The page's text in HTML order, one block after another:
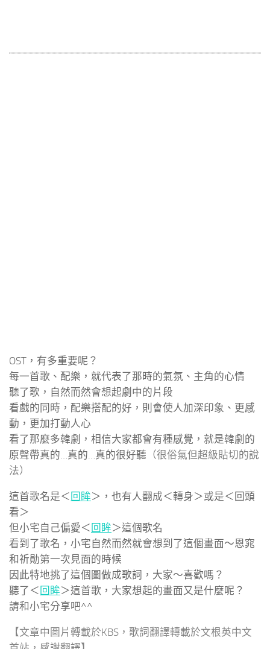
OST，有多重要呢？
每一首歌、配樂，就代表了那時的氣氛、主角的心情
聽了歌，自然而然會想起劇中的片段
看戲的同時，配樂搭配的好，則會使人加深印象、更感
動，更加打動人心
看了那麼多韓劇，相信大家都會有種感覺，就是韓劇的
原聲帶真的…真的…真的很好聽 （很俗氣但超級貼切的說
法）
這首歌名是＜ 回眸＞，也有人翻成＜轉身＞或是＜回頭
看＞
但小宅自己偏愛＜ 回眸＞這個歌名
看到了歌名，小宅自然而然就會想到了這個畫面～恩窕
和祈勛第一次見面的時候
因此特地挑了這個圖做成歌詞，大家～喜歡嗎？
聽了＜ 回眸＞這首歌，大家想起的畫面又是什麼呢？
請和小宅分享吧^^
【文章中圖片轉載於KBS，歌詞翻譯轉載於文根英中文